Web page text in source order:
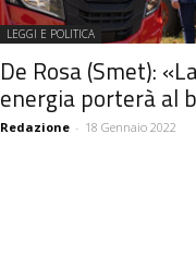
LEGGI E POLITICA
De Rosa (Smet):
energia porterà al
Redazione - 18 Gennaio 2022